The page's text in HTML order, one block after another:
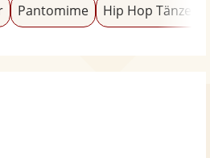
Pantomime Hip Hop Tänzer